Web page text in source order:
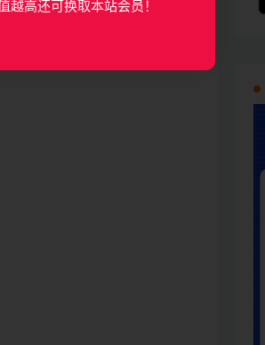
越高还可换取本站会员！